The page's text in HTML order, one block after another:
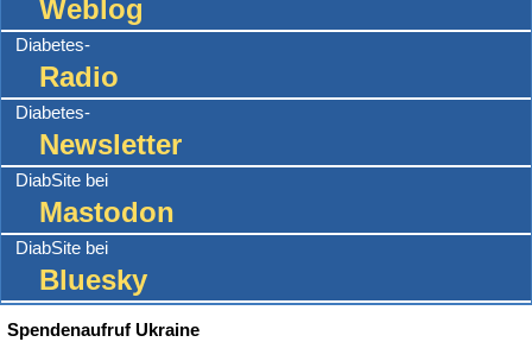
Weblog
Diabetes-
Radio
Diabetes-
Newsletter
DiabSite bei
Mastodon
DiabSite bei
Bluesky
Spendenaufruf Ukraine